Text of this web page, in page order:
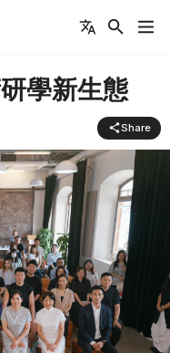
學新生態
Share